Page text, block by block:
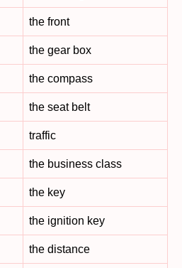
the front
the gear box
the compass
the seat belt
traffic
the business class
the key
the ignition key
the distance